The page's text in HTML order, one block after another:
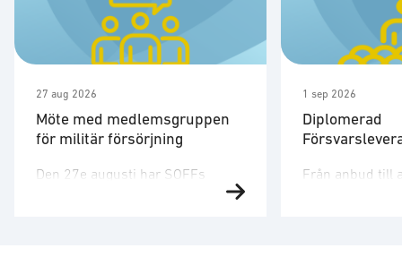
27 aug 2026
Möte med medlemsgruppen
för militär försörjning
Den 27e augusti har SOFFs
1 sep 2026
Diplomerad
Från anbud till